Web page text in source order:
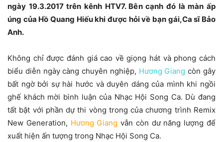
ngày 19.3.2017 trên kênh HTV7. Bên cạnh đó là màn ấp
úng của Hồ Quang Hiếu khi được hỏi về bạn gái,Ca sĩ Bảo
Anh.
Không chỉ được đánh giá cao về giọng hát và phong cách
biểu diễn ngày càng chuyên nghiệp, Hương Giang còn gây
bất ngờ bởi sự hài hước và duyên dáng của mình khi ngồi
ghế khách mời bình luận của Nhạc Hội Song Ca. Dù đang
tất bật với phần dự thi vòng trong của chương trình Remix
New Generation, Hương Giang vẫn còn dư năng lượng để
xuất hiện ấn tượng trong Nhạc Hội Song Ca.